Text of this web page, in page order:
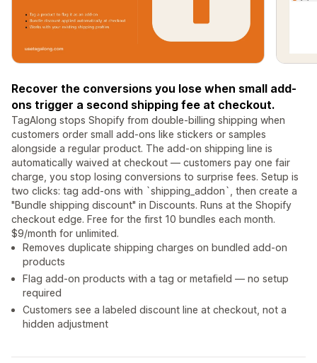
Recover the conversions you lose when small add-
ons trigger a second shipping fee at checkout.
TagAlong stops Shopify from double-billing shipping when
customers order small add-ons like stickers or samples
alongside a regular product. The add-on shipping line is
automatically waived at checkout — customers pay one fair
charge, you stop losing conversions to surprise fees. Setup is
two clicks: tag add-ons with `shipping_addon`, then create a
"Bundle shipping discount" in Discounts. Runs at the Shopify
checkout edge. Free for the first 10 bundles each month.
$9/month for unlimited.
Removes duplicate shipping charges on bundled add-on
products
Flag add-on products with a tag or metafield — no setup
required
Customers see a labeled discount line at checkout, not a
hidden adjustment